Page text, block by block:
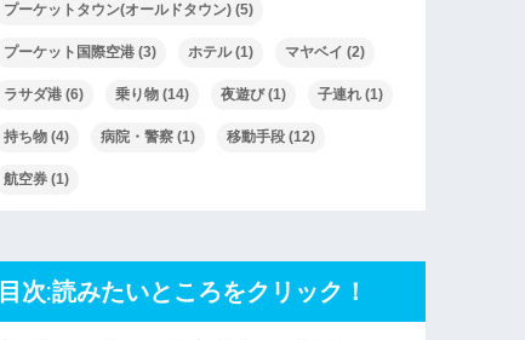
プーケットタウン(オールドタウン) (5)
プーケット国際空港 (3) ホテル(1) マヤベイ (2)
ラサダ港 (6) 乗り物 (14) 夜遊び(1) 子連れ (1)
持ち物 (4) 病院・警察 (1) 移動手段 (12)
航空券 (1)
目次:読みたいところをクリック！